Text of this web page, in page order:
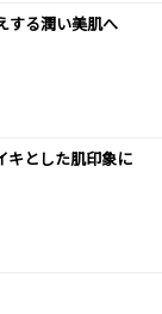
する潤い美肌へ
キとした肌印象に